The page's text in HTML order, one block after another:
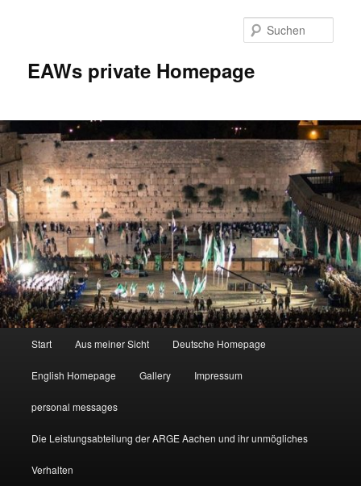
EAWs private Homepage
Start Aus meiner Sicht Deutsche Homepage
English Homepage Gallery Impressum
personal messages
Die Leistungsabteilung der ARGE Aachen und ihr unmögliches
Verhalten